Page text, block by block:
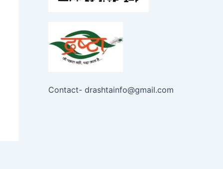
Contact- drashtainfo@gmail.com